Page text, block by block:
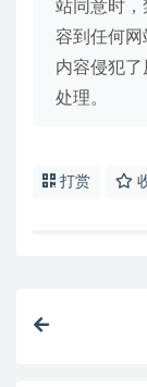
站同意时，
容到任何
内容侵犯
处理。
打赏